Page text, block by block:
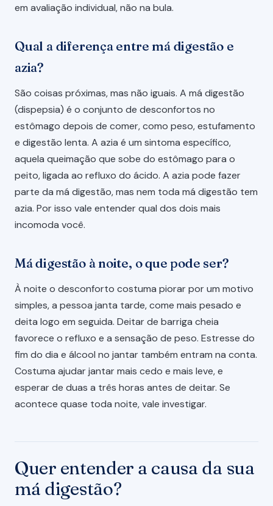
em avaliação individual, não na bula.
Qual a diferença entre má digestão e
azia?
São coisas próximas, mas não iguais. A má digestão
(dispepsia) é o conjunto de desconfortos no
estômago depois de comer, como peso, estufamento
e digestão lenta. A azia é um sintoma específico,
aquela queimação que sobe do estômago para o
peito, ligada ao refluxo do ácido. A azia pode fazer
parte da má digestão, mas nem toda má digestão tem
azia. Por isso vale entender qual dos dois mais
incomoda você.
Má digestão à noite, o que pode ser?
À noite o desconforto costuma piorar por um motivo
simples, a pessoa janta tarde, come mais pesado e
deita logo em seguida. Deitar de barriga cheia
favorece o refluxo e a sensação de peso. Estresse do
fim do dia e álcool no jantar também entram na conta.
Costuma ajudar jantar mais cedo e mais leve, e
esperar de duas a três horas antes de deitar. Se
acontece quase toda noite, vale investigar.
Quer entender a causa da sua
má digestão?